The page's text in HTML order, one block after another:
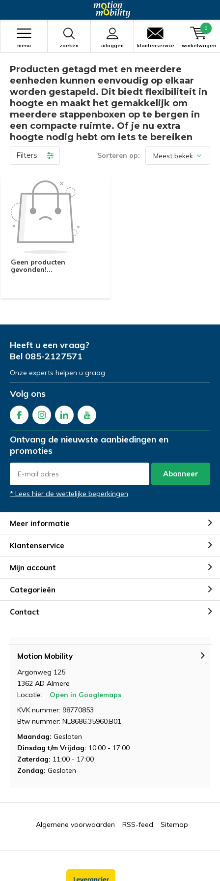
zoeken inloggen
menu klantenservice winkelwagen
0
Producten getagd met en meerdere
eenheden kunnen eenvoudig op elkaar
worden gestapeld. Dit biedt flexibiliteit in
hoogte en maakt het gemakkelijk om
meerdere stappenboxen op te bergen in
een compacte ruimte. Of je nu extra
hoogte nodig hebt om iets te bereiken
Filters Sorteren op:
Geen producten
gevonden!...
Heeft u een vraag?
Bel 085-2127571
Onze experts helpen u graag
Volg ons
Ontvang de nieuwste aanbiedingen en
promoties
Abonneer
* Lees hier de wettelijke beperkingen
Meer informatie
Klantenservice
Mijn account
Categorieën
Contact
Motion Mobility
Argonweg 125
1362 AD Almere
Locatie:
Open in Googlemaps
KVK nummer: 98770853
Btw nummer: NL8686.35960.B01
Maandag: Gesloten
Dinsdag t/m Vrijdag: 10:00 - 17:00
Zaterdag: 11:00 - 17:00
Zondag: Gesloten
Algemene voorwaarden RSS-feed Sitemap